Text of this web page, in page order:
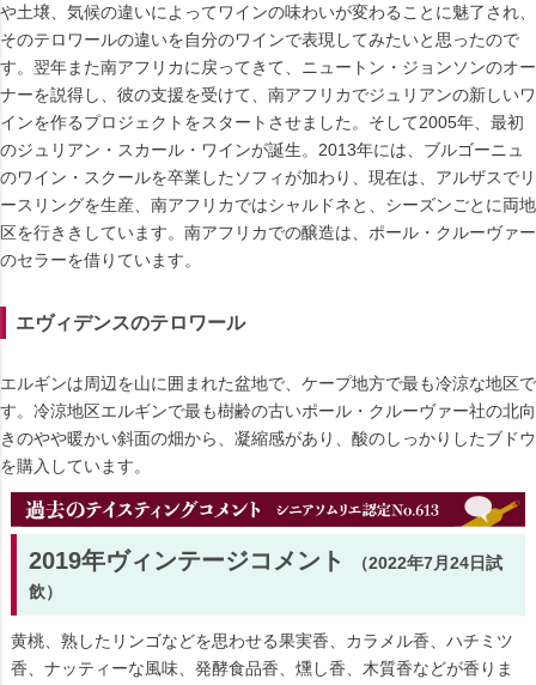
や土壌、気候の違いによってワインの味わいが変わることに魅了され、
そのテロワールの違いを自分のワインで表現してみたいと思ったので
す。翌年また南アフリカに戻ってきて、ニュートン・ジョンソンのオー
ナーを説得し、彼の支援を受けて、南アフリカでジュリアンの新しいワ
インを作るプロジェクトをスタートさせました。そして2005年、最初
のジュリアン・スカール・ワインが誕生。2013年には、ブルゴーニュ
のワイン・スクールを卒業したソフィが加わり、現在は、アルザスでリ
ースリングを生産、南アフリカではシャルドネと、シーズンごとに両地
区を行ききしています。南アフリカでの醸造は、ポール・クルーヴァー
のセラーを借りています。
エヴィデンスのテロワール
エルギンは周辺を山に囲まれた盆地で、ケープ地方で最も冷涼な地区で
す。冷涼地区エルギンで最も樹齢の古いポール・クルーヴァー社の北向
きのやや暖かい斜面の畑から、凝縮感があり、酸のしっかりしたブドウ
を購入しています。
2019年ヴィンテージコメント
（2022年7月24日試
飲）
黄桃、熟したリンゴなどを思わせる果実香、カラメル香、ハチミツ
香、ナッティーな風味、発酵食品香、燻し香、木質香などが香りま